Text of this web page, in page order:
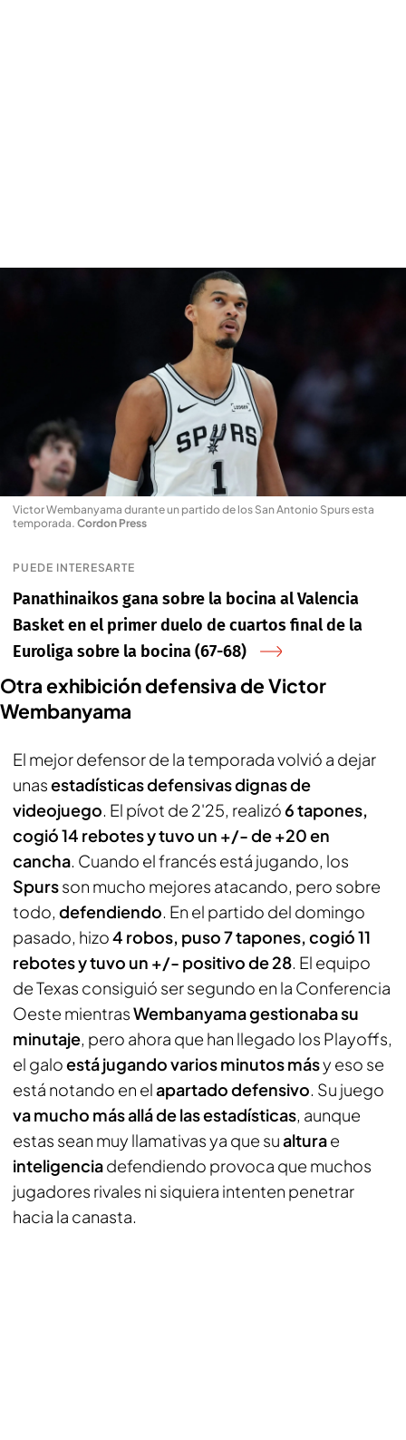
Victor Wembanyama durante un partido de los San Antonio Spurs esta
temporada. Cordon Press
PUEDE INTERESARTE
Panathinaikos gana sobre la bocina al Valencia
Basket en el primer duelo de cuartos final de la
Euroliga sobre la bocina (67-68)
Otra exhibición defensiva de Victor
Wembanyama
El mejor defensor de la temporada volvió a dejar
unasestadísticas defensivas dignas de
videojuego. El pívot de 2'25, realizó 6 tapones,
cogió 14 rebotes y tuvo un +/- de +20 en
cancha. Cuando el francés está jugando, los
Spursson mucho mejores atacando, pero sobre
todo, defendiendo. En el partido del domingo
pasado, hizo4 robos, puso 7 tapones, cogió 11
rebotes y tuvo un +/- positivo de 28. El equipo
de Texas consiguió ser segundo en la Conferencia
Oeste mientrasWembanyama gestionaba su
minutaje, pero ahora que han llegado los Playoffs,
el galoestá jugando varios minutos másy eso se
está notando en elapartado defensivo. Su juego
va mucho más allá de las estadísticas, aunque
estas sean muy llamativas ya que sualturae
inteligenciadefendiendo provoca que muchos
jugadores rivales ni siquiera intenten penetrar
hacia la canasta.